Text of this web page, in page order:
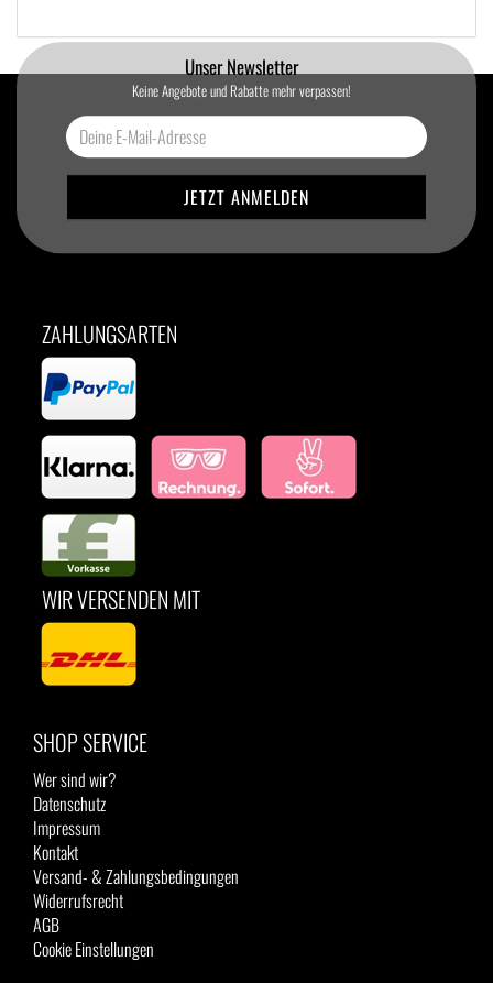
Unser Newsletter
Keine Angebote und Rabatte mehr verpassen!
ZAHLUNGSARTEN
WIR VERSENDEN MIT
SHOP SERVICE
Wer sind wir?
Datenschutz
Impressum
Kontakt
Versand- & Zahlungsbedingungen
Widerrufsrecht
AGB
Cookie Einstellungen